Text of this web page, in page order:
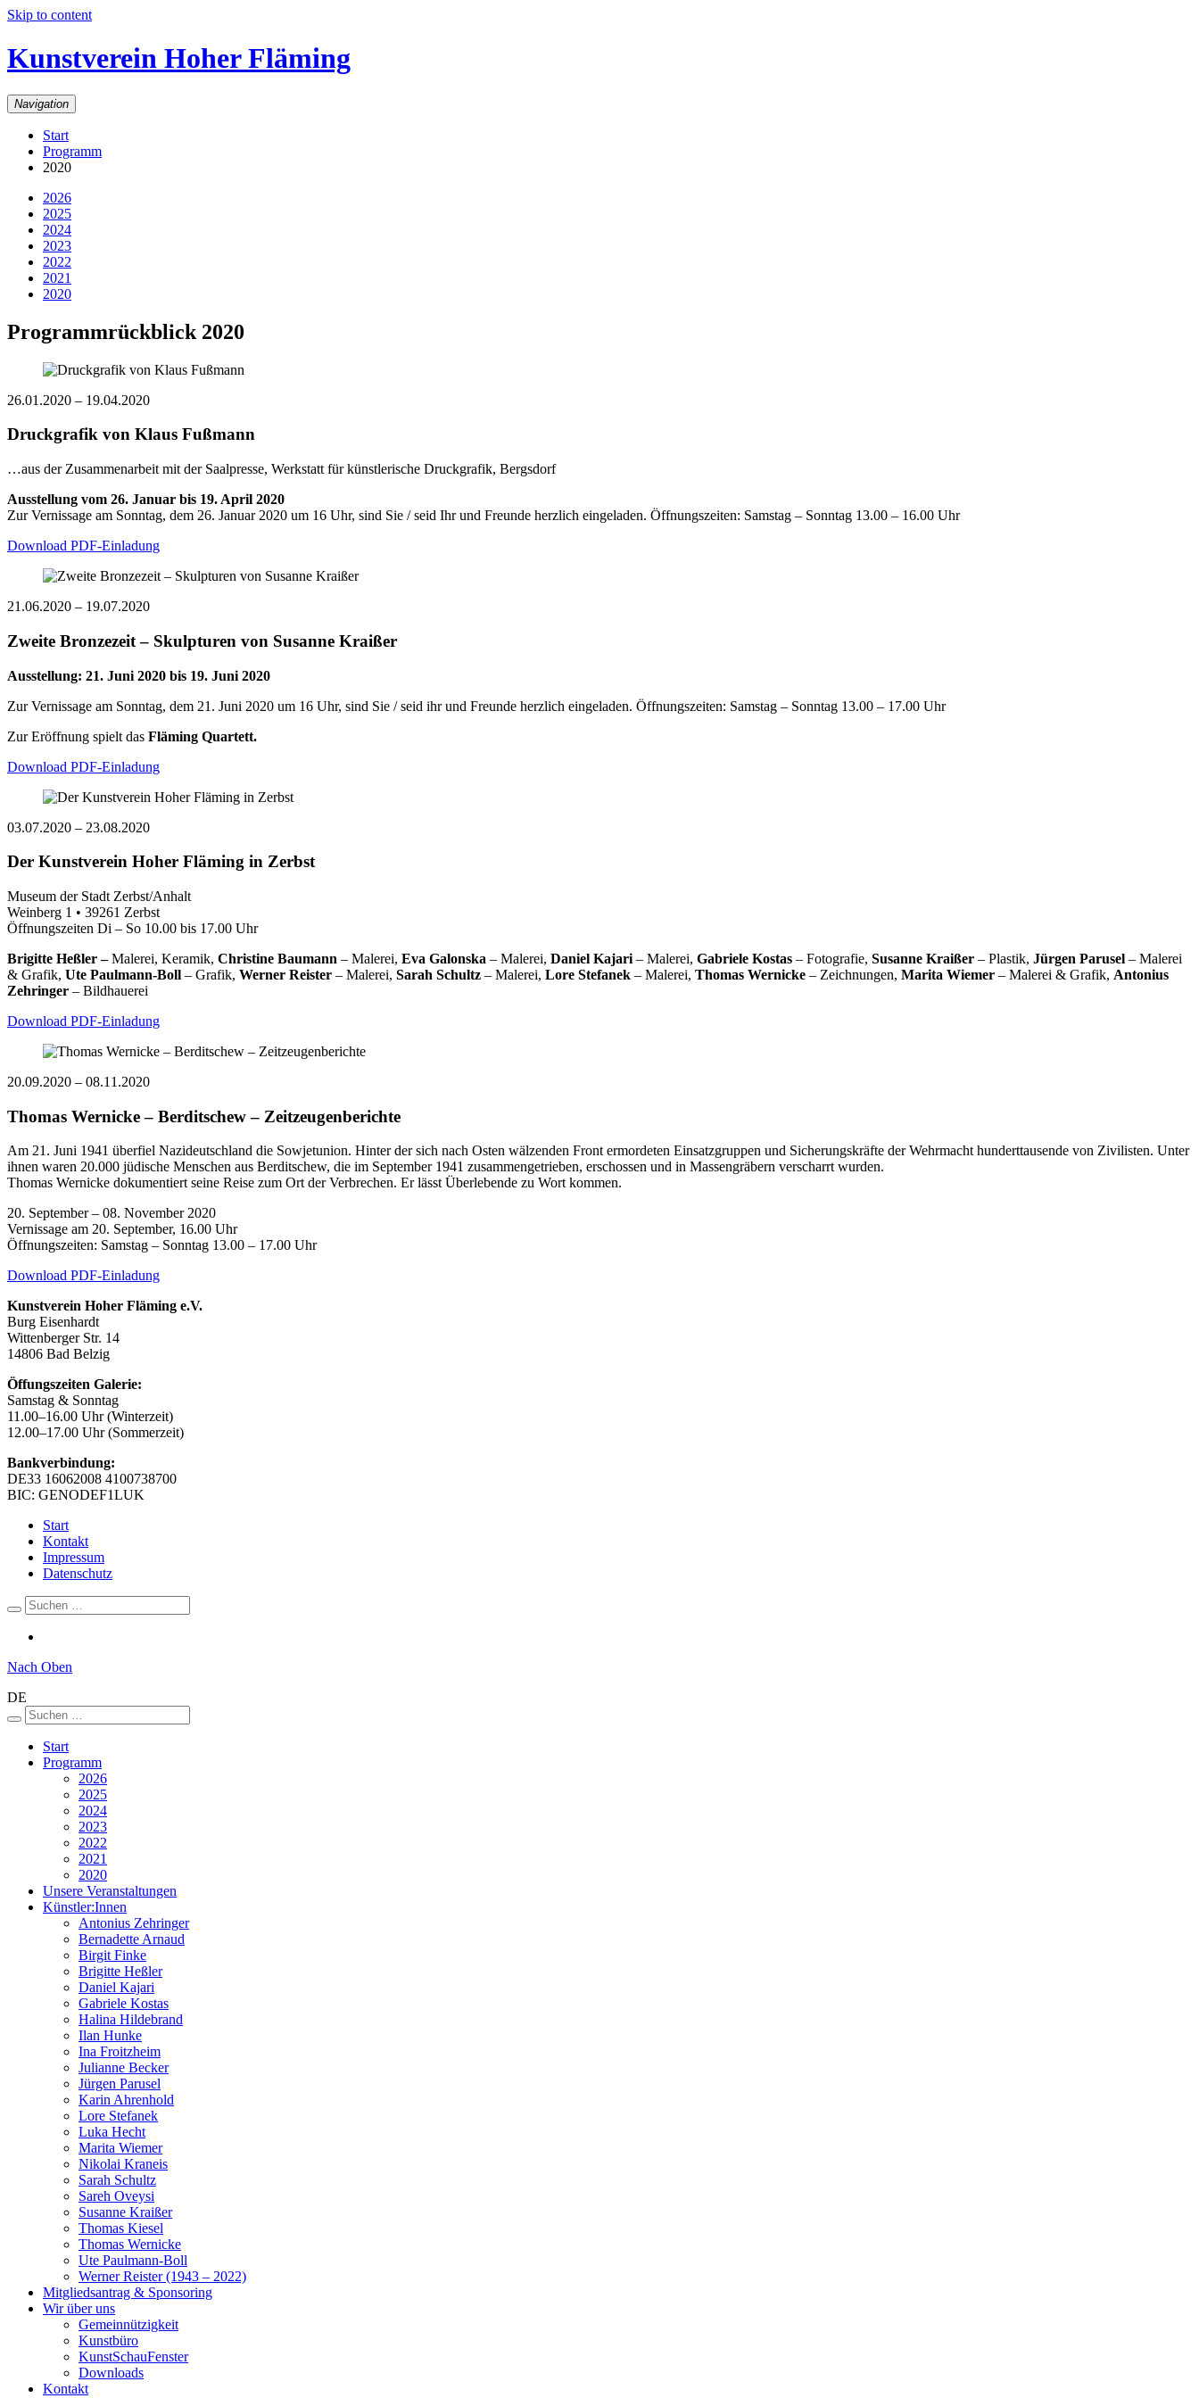
Skip to content
Kunstverein Hoher Fläming
Navigation
Start
Programm
2020
2026
2025
2024
2023
2022
2021
2020
Programmrückblick 2020
26.01.2020 – 19.04.2020
Druckgrafik von Klaus Fußmann
…aus der Zusammenarbeit mit der Saalpresse, Werkstatt für künstlerische Druckgrafik, Bergsdorf
Ausstellung vom 26. Januar bis 19. April 2020
Zur Vernissage am Sonntag, dem 26. Januar 2020 um 16 Uhr, sind Sie / seid Ihr und Freunde herzlich eingeladen. Öffnungszeiten: Samstag – Sonntag 13.00 – 16.00 Uhr
Download PDF-Einladung
21.06.2020 – 19.07.2020
Zweite Bronzezeit – Skulpturen von Susanne Kraißer
Ausstellung: 21. Juni 2020 bis 19. Juni 2020
Zur Vernissage am Sonntag, dem 21. Juni 2020 um 16 Uhr, sind Sie / seid ihr und Freunde herzlich eingeladen. Öffnungszeiten: Samstag – Sonntag 13.00 – 17.00 Uhr
Zur Eröffnung spielt das Fläming Quartett.
Download PDF-Einladung
03.07.2020 – 23.08.2020
Der Kunstverein Hoher Fläming in Zerbst
Museum der Stadt Zerbst/Anhalt
Weinberg 1 • 39261 Zerbst
Öffnungszeiten Di – So 10.00 bis 17.00 Uhr
Brigitte Heßler –Malerei, Keramik, Christine Baumann – Malerei, Eva Galonska – Malerei, Daniel Kajari – Malerei, Gabriele Kostas – Fotografie, Susanne Kraißer – Plastik, Jürgen Parusel – Malerei
& Grafik, Ute Paulmann-Boll – Grafik, Werner Reister – Malerei, Sarah Schultz – Malerei, Lore Stefanek – Malerei, Thomas Wernicke – Zeichnungen, Marita Wiemer – Malerei & Grafik, Antonius
Zehringer – Bildhauerei
Download PDF-Einladung
20.09.2020 – 08.11.2020
Thomas Wernicke – Berditschew – Zeitzeugenberichte
Am 21. Juni 1941 überfiel Nazideutschland die Sowjetunion. Hinter der sich nach Osten wälzenden Front ermordeten Einsatzgruppen und Sicherungskräfte der Wehrmacht hunderttausende von Zivilisten. Unter
ihnen waren 20.000 jüdische Menschen aus Berditschew, die im September 1941 zusammengetrieben, erschossen und in Massengräbern verscharrt wurden.
Thomas Wernicke dokumentiert seine Reise zum Ort der Verbrechen. Er lässt Überlebende zu Wort kommen.
20. September – 08. November 2020
Vernissage am 20. September, 16.00 Uhr
Öffnungszeiten: Samstag – Sonntag 13.00 – 17.00 Uhr
Download PDF-Einladung
Kunstverein Hoher Fläming e.V.
Burg Eisenhardt
Wittenberger Str. 14
14806 Bad Belzig
Öffungszeiten Galerie:
Samstag & Sonntag
11.00–16.00 Uhr (Winterzeit)
12.00–17.00 Uhr (Sommerzeit)
Bankverbindung:
DE33 16062008 4100738700
BIC: GENODEF1LUK
Start
Kontakt
Impressum
Datenschutz
Nach Oben
DE
Start
Programm
2026
2025
2024
2023
2022
2021
2020
Unsere Veranstaltungen
Künstler:Innen
Antonius Zehringer
Bernadette Arnaud
Birgit Finke
Brigitte Heßler
Daniel Kajari
Gabriele Kostas
Halina Hildebrand
Ilan Hunke
Ina Froitzheim
Julianne Becker
Jürgen Parusel
Karin Ahrenhold
Lore Stefanek
Luka Hecht
Marita Wiemer
Nikolai Kraneis
Sarah Schultz
Sareh Oveysi
Susanne Kraißer
Thomas Kiesel
Thomas Wernicke
Ute Paulmann-Boll
Werner Reister (1943 – 2022)
Mitgliedsantrag & Sponsoring
Wir über uns
Gemeinnützigkeit
Kunstbüro
KunstSchauFenster
Downloads
Kontakt